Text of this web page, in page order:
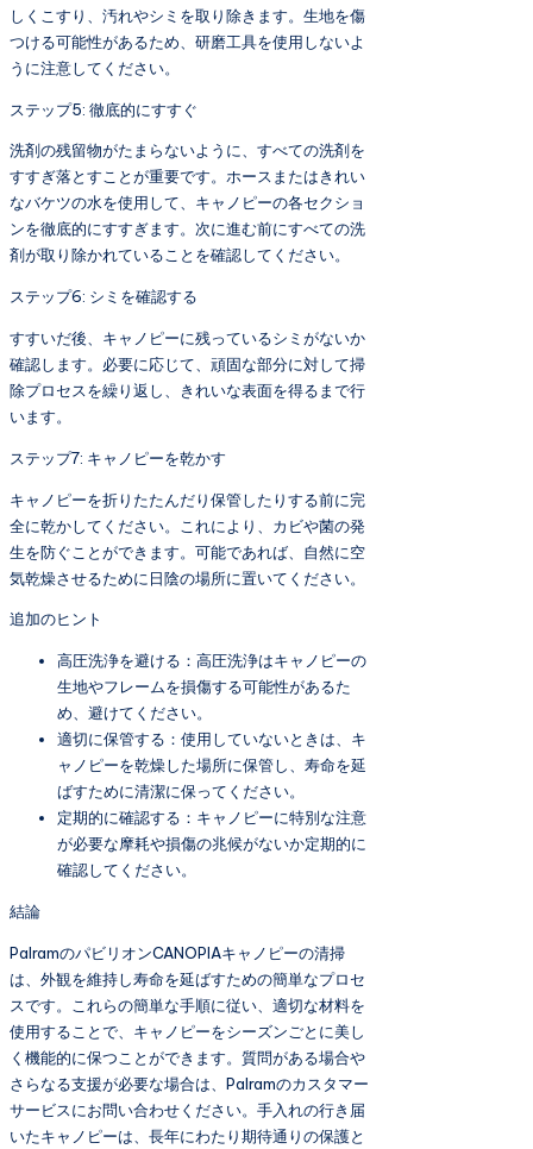
しくこすり、汚れやシミを取り除きます。生地を傷
つける可能性があるため、研磨工具を使用しないよ
うに注意してください。
ステップ5: 徹底的にすすぐ
洗剤の残留物がたまらないように、すべての洗剤を
すすぎ落とすことが重要です。ホースまたはきれい
なバケツの水を使用して、キャノピーの各セクショ
ンを徹底的にすすぎます。次に進む前にすべての洗
剤が取り除かれていることを確認してください。
ステップ6: シミを確認する
すすいだ後、キャノピーに残っているシミがないか
確認します。必要に応じて、頑固な部分に対して掃
除プロセスを繰り返し、きれいな表面を得るまで行
います。
ステップ7: キャノピーを乾かす
キャノピーを折りたたんだり保管したりする前に完
全に乾かしてください。これにより、カビや菌の発
生を防ぐことができます。可能であれば、自然に空
気乾燥させるために日陰の場所に置いてください。
追加のヒント
高圧洗浄を避ける：高圧洗浄はキャノピーの
生地やフレームを損傷する可能性があるた
め、避けてください。
適切に保管する：使用していないときは、キ
ャノピーを乾燥した場所に保管し、寿命を延
ばすために清潔に保ってください。
定期的に確認する：キャノピーに特別な注意
が必要な摩耗や損傷の兆候がないか定期的に
確認してください。
結論
PalramのパビリオンCANOPIAキャノピーの清掃
は、外観を維持し寿命を延ばすための簡単なプロセ
スです。これらの簡単な手順に従い、適切な材料を
使用することで、キャノピーをシーズンごとに美し
く機能的に保つことができます。質問がある場合や
さらなる支援が必要な場合は、Palramのカスタマー
サービスにお問い合わせください。手入れの行き届
いたキャノピーは、長年にわたり期待通りの保護と